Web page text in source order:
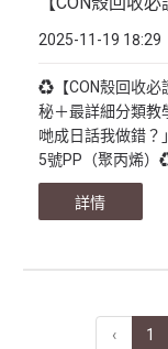
2025-11-19 18:29
♻️【CON殼回收必
秘＋最詳細分類
哋成日話我做錯
5號PP（聚丙烯）
詳情
‹ 1